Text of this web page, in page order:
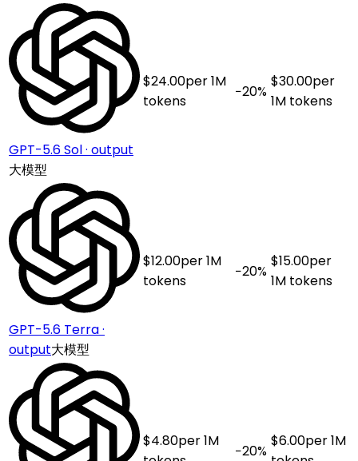
GPT-5.6 Sol · output
大模型
$24.00per 1M
tokens
−20%
$30.00per
1M tokens
GPT-5.6 Terra ·
output大模型
$12.00per 1M
tokens
−20%
$15.00per
1M tokens
$4.80per 1M
−20%
$6.00per 1M